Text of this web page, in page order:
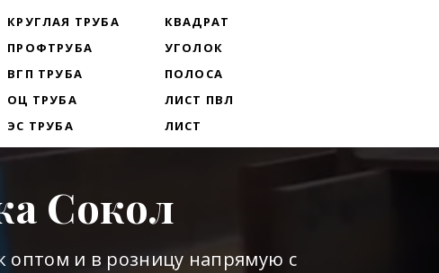
КРУГЛАЯ ТРУБА
ПРОФТРУБА
ВГП ТРУБА
ОЦ ТРУБА
ЭС ТРУБА
КВАДРАТ
УГОЛОК
ПОЛОСА
ЛИСТ ПВЛ
ЛИСТ
Сокол
оптом и в розницу напрямую с